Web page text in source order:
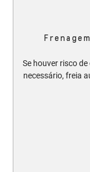
Se houver risco
necessário, freia